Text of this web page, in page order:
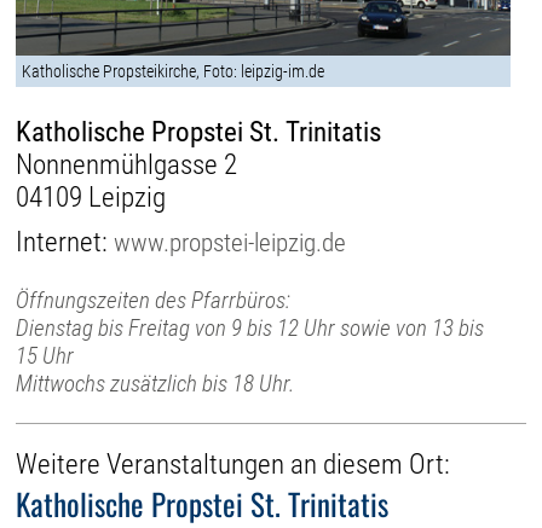
Katholische Propsteikirche, Foto: leipzig-im.de
Katholische Propstei St. Trinitatis
Nonnenmühlgasse 2
04109 Leipzig
Internet:www.propstei-leipzig.de
Öffnungszeiten des Pfarrbüros:
Dienstag bis Freitag von 9 bis 12 Uhr sowie von 13 bis
15 Uhr
Mittwochs zusätzlich bis 18 Uhr.
Weitere Veranstaltungen an diesem Ort:
Katholische Propstei St. Trinitatis